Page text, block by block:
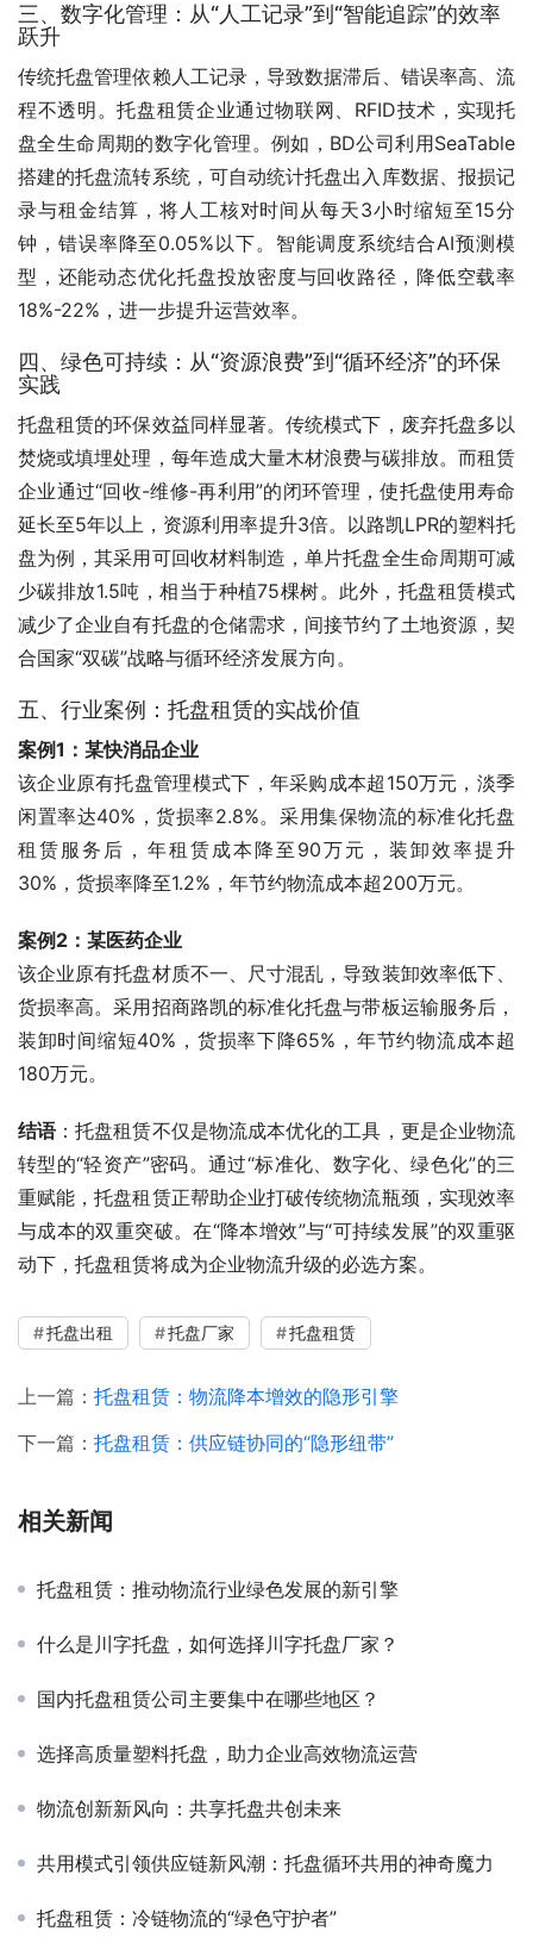
三、数字化管理：从“人工记录”到“智能追踪”的效率
跃升
传统托盘管理依赖人工记录，导致数据滞后、错误率高、流
程不透明。托盘租赁企业通过物联网、RFID技术，实现托
盘全生命周期的数字化管理。例如，BD公司利用SeaTable
搭建的托盘流转系统，可自动统计托盘出入库数据、报损记
录与租金结算，将人工核对时间从每天3小时缩短至15分
钟，错误率降至0.05%以下。智能调度系统结合AI预测模
型，还能动态优化托盘投放密度与回收路径，降低空载率
18%-22%，进一步提升运营效率。
四、绿色可持续：从“资源浪费”到“循环经济”的环保
实践
托盘租赁的环保效益同样显著。传统模式下，废弃托盘多以
焚烧或填埋处理，每年造成大量木材浪费与碳排放。而租赁
企业通过“回收-维修-再利用”的闭环管理，使托盘使用寿命
延长至5年以上，资源利用率提升3倍。以路凯LPR的塑料托
盘为例，其采用可回收材料制造，单片托盘全生命周期可减
少碳排放1.5吨，相当于种植75棵树。此外，托盘租赁模式
减少了企业自有托盘的仓储需求，间接节约了土地资源，契
合国家“双碳”战略与循环经济发展方向。
五、行业案例：托盘租赁的实战价值
案例1：某快消品企业
该企业原有托盘管理模式下，年采购成本超150万元，淡季
闲置率达40%，货损率2.8%。采用集保物流的标准化托盘
租赁服务后，年租赁成本降至90万元，装卸效率提升
30%，货损率降至1.2%，年节约物流成本超200万元。
案例2：某医药企业
该企业原有托盘材质不一、尺寸混乱，导致装卸效率低下、
货损率高。采用招商路凯的标准化托盘与带板运输服务后，
装卸时间缩短40%，货损率下降65%，年节约物流成本超
180万元。
结语：托盘租赁不仅是物流成本优化的工具，更是企业物流
转型的“轻资产”密码。通过“标准化、数字化、绿色化”的三
重赋能，托盘租赁正帮助企业打破传统物流瓶颈，实现效率
与成本的双重突破。在“降本增效”与“可持续发展”的双重驱
动下，托盘租赁将成为企业物流升级的必选方案。
托盘出租 托盘厂家 托盘租赁
上一篇： 托盘租赁：物流降本增效的隐形引擎
下一篇： 托盘租赁：供应链协同的“隐形纽带”
相关新闻
托盘租赁：推动物流行业绿色发展的新引擎
什么是川字托盘，如何选择川字托盘厂家？
国内托盘租赁公司主要集中在哪些地区？
选择高质量塑料托盘，助力企业高效物流运营
物流创新新风向：共享托盘共创未来
共用模式引领供应链新风潮：托盘循环共用的神奇魔力
托盘租赁：冷链物流的“绿色守护者”